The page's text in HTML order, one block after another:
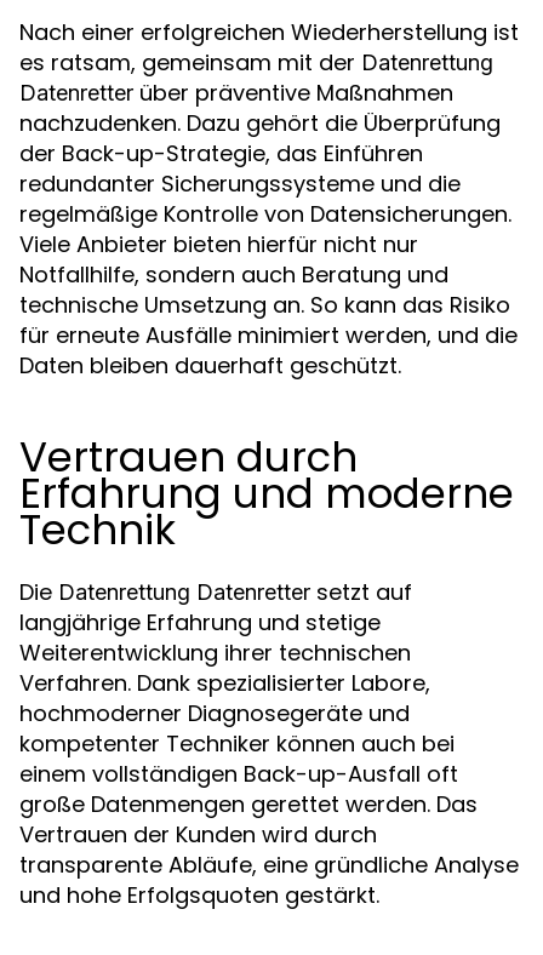
Nach einer erfolgreichen Wiederherstellung ist
es ratsam, gemeinsam mit der Datenrettung
Datenretter über präventive Maßnahmen
nachzudenken. Dazu gehört die Überprüfung
der Back-up-Strategie, das Einführen
redundanter Sicherungssysteme und die
regelmäßige Kontrolle von Datensicherungen.
Viele Anbieter bieten hierfür nicht nur
Notfallhilfe, sondern auch Beratung und
technische Umsetzung an. So kann das Risiko
für erneute Ausfälle minimiert werden, und die
Daten bleiben dauerhaft geschützt.
Vertrauen durch
Erfahrung und moderne
Technik
Die Datenrettung Datenretter setzt auf
langjährige Erfahrung und stetige
Weiterentwicklung ihrer technischen
Verfahren. Dank spezialisierter Labore,
hochmoderner Diagnosegeräte und
kompetenter Techniker können auch bei
einem vollständigen Back-up-Ausfall oft
große Datenmengen gerettet werden. Das
Vertrauen der Kunden wird durch
transparente Abläufe, eine gründliche Analyse
und hohe Erfolgsquoten gestärkt.